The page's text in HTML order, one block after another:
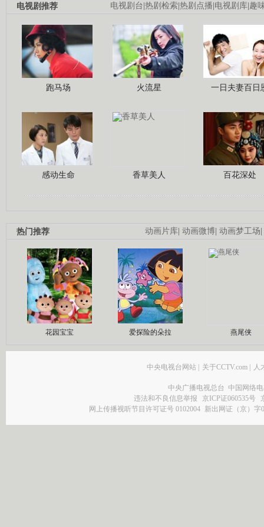
电视剧台|热剧检索|热剧点播|电视剧库|趣
电视剧推荐
跑马场 火流星 一日夫妻百日
感动生命 香草美人 百花深处
动画片库| 动画微博| 动画梦工场|
热门推荐
花园宝宝 爱探险的朵拉 燕尾侠
中央电视台网站 | 关于CCTV.com | 人
中央广播电视总台 中国网络
违法和不良信息举报
京ICP证060535号
网上传播视听节目许可证号 0102004 新出网证（京）